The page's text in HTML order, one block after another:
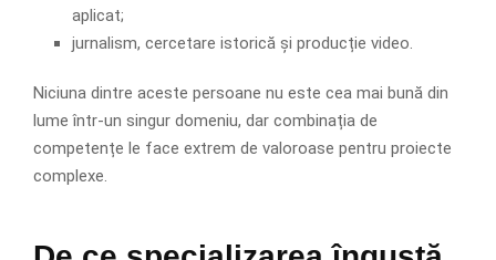
aplicat;
jurnalism, cercetare istorică și producție video.
Niciuna dintre aceste persoane nu este cea mai bună din
lume într-un singur domeniu, dar combinația de
competențe le face extrem de valoroase pentru proiecte
complexe.